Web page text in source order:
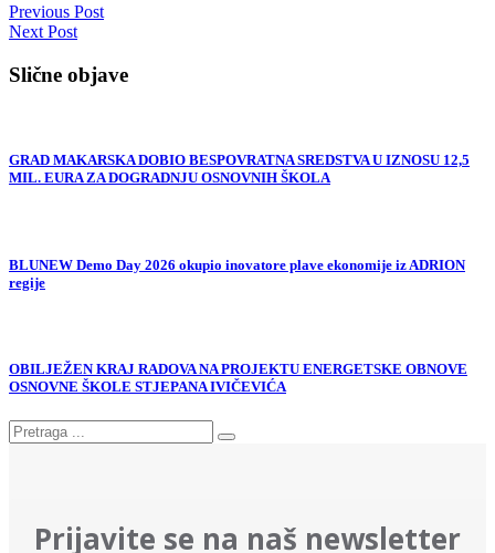
Previous Post
Next Post
Slične objave
GRAD MAKARSKA DOBIO BESPOVRATNA SREDSTVA U IZNOSU 12,5
MIL. EURA ZA DOGRADNJU OSNOVNIH ŠKOLA
BLUNEW Demo Day 2026 okupio inovatore plave ekonomije iz ADRION
regije
OBILJEŽEN KRAJ RADOVA NA PROJEKTU ENERGETSKE OBNOVE
OSNOVNE ŠKOLE STJEPANA IVIČEVIĆA
Prijavite se na naš newsletter